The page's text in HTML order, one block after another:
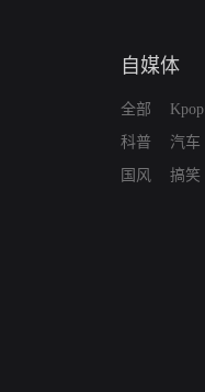
自媒体
全部
科普
国风
Kpop
汽车
搞笑